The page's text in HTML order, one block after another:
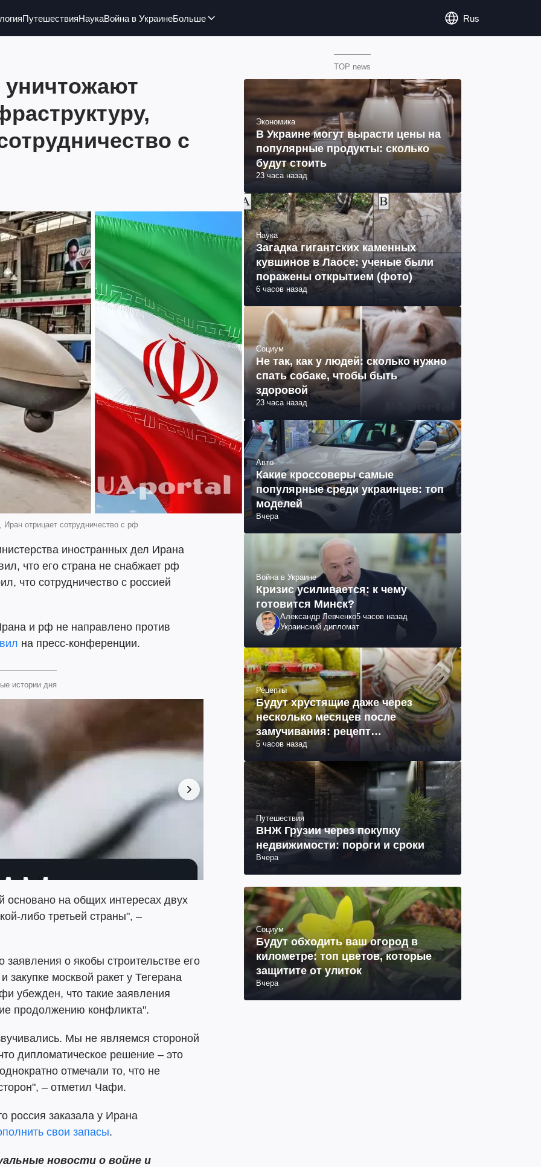
ПутешествияНаукаВойна в УкраинеБольше Rus
с
отрицает сотрудничество с рф
иностранных дел Ирана
что его страна не снабжает рф
что сотрудничество с россией
и рф не направлено против
на пресс-конференции.
истории дня
основано на общих интересах двух
либо третьей страны", –
о якобы строительстве его
москвой ракет у Тегерана
убежден, что такие заявления
продолжению конфликта".
Мы не являемся стороной
дипломатическое решение – это
отмечали то, что не
– отметил Чафи.
россия заказала у Ирана
свои запасы.
новости о войне и
TOP news
Экономика
В Украине могут вырасти цены на
популярные продукты: сколько
будут стоить
23 часа назад
Наука
Загадка гигантских каменных
кувшинов в Лаосе: ученые были
поражены открытием (фото)
6 часов назад
Социум
Не так, как у людей: сколько нужно
спать собаке, чтобы быть
здоровой
23 часа назад
Авто
Какие кроссоверы самые
популярные среди украинцев: топ
моделей
Вчера
Война в Украине
Кризис усиливается: к чему
готовится Минск?
Александр Левченко5 часов назад
Украинский дипломат
Рецепты
Будут хрустящие даже через
несколько месяцев после
замучивания: рецепт
маринованных огурцов на зиму
5 часов назад
Путешествия
ВНЖ Грузии через покупку
недвижимости: пороги и сроки
Вчера
Социум
Будут обходить ваш огород в
километре: топ цветов, которые
защитите от улиток
Вчера